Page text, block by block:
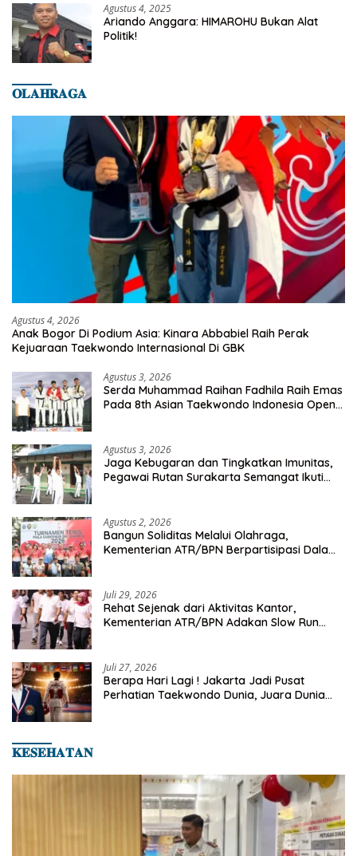
Agustus 4, 2025
Ariando Anggara: HIMAROHU Bukan Alat
Politik!
𝐎𝐋𝐀𝐇𝐑𝐀𝐆𝐀
Agustus 4, 2026
Anak Bogor Di Podium Asia: Kinara Abbabiel Raih Perak
Kejuaraan Taekwondo Internasional Di GBK
Agustus 3, 2026
Serda Muhammad Raihan Fadhila Raih Emas
Pada 8th Asian Taekwondo Indonesia Open
Agustus 3, 2026
Jaga Kebugaran dan Tingkatkan Imunitas,
Pegawai Rutan Surakarta Semangat Ikuti
Agustus 2, 2026
Bangun Soliditas Melalui Olahraga,
Kementerian ATR/BPN Berpartisipasi Dalam
Juli 29, 2026
Rehat Sejenak dari Aktivitas Kantor,
Kementerian ATR/BPN Adakan Slow Run
Juli 27, 2026
Berapa Hari Lagi ! Jakarta Jadi Pusat
Perhatian Taekwondo Dunia, Juara Dunia
𝐊𝐄𝐒𝐄𝐇𝐀𝐓𝐀𝐍